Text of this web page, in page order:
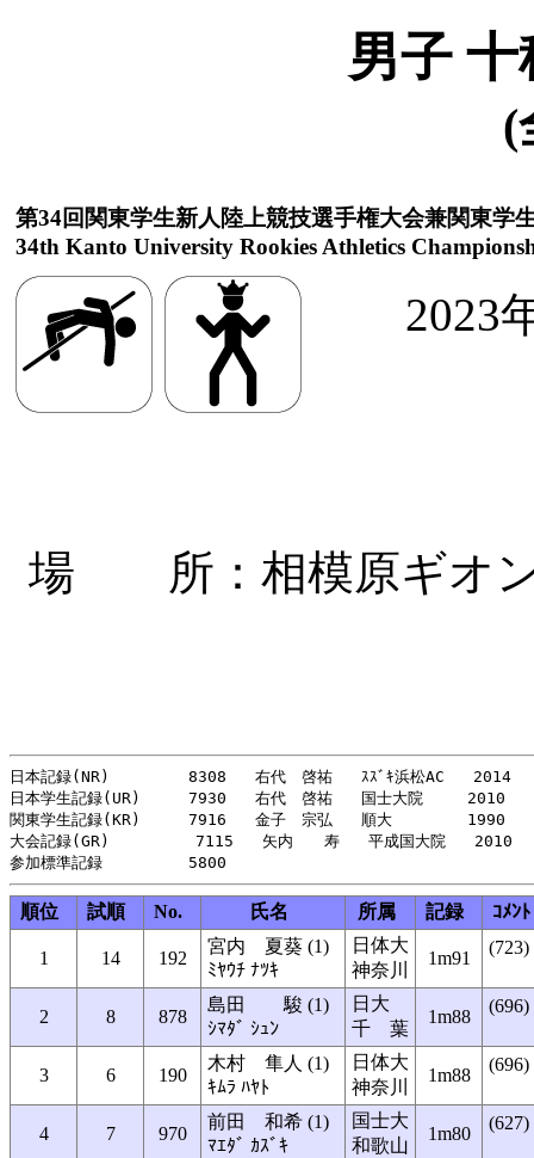
男子
(
第34回関東学生新人陸上競技選手権大会兼関東学
34th Kanto University Rookies Athletics
2023
場 所：相模原ギオン
日本記録(NR)    　　 8308   右代　啓祐   ｽｽﾞｷ浜松AC   2014
日本学生記録(UR)     7930   右代　啓祐   国士大院   　2010
関東学生記録(KR)     7916   金子　宗弘   順大   　　　1990
大会記録(GR)         7115   矢内　　寿   平成国大院   2010
順位 試順 No. 氏名 所属 記録 ｺﾒﾝﾄ
1 14 192
宮内 夏葵 (1)
ﾐﾔｳﾁ ﾅﾂｷ
日体大
神奈川
1m91
(723)
2 8 878
島田 駿 (1)
ｼﾏﾀﾞ ｼｭﾝ
日大
千 葉
1m88
(696)
3 6 190
木村 隼人 (1)
ｷﾑﾗ ﾊﾔﾄ
日体大
神奈川
1m88
(696)
4 7 970
前田 和希 (1)
ﾏｴﾀﾞ ｶｽﾞｷ
国士大
和歌山
1m80
(627)